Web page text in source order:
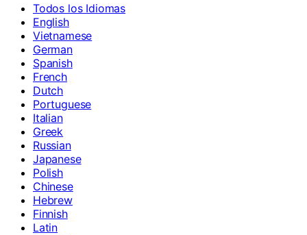
Todos los Idiomas
English
Vietnamese
German
Spanish
French
Dutch
Portuguese
Italian
Greek
Russian
Japanese
Polish
Chinese
Hebrew
Finnish
Latin